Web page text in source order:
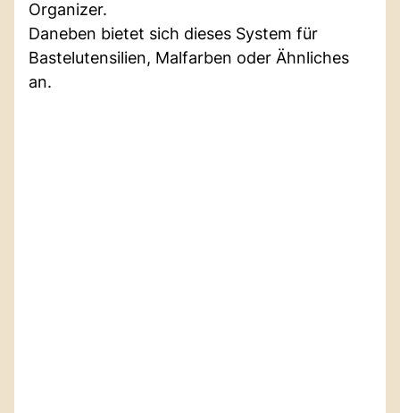
Organizer.
Daneben bietet sich dieses System für
Bastelutensilien, Malfarben oder Ähnliches
an.